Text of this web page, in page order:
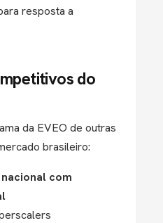
resposta a
do
da EVEO de outras
brasileiro:
com